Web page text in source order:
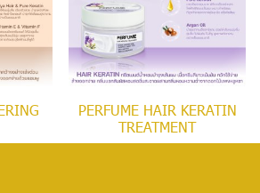
PERFUME HAIR KERATIN
TREATMENT